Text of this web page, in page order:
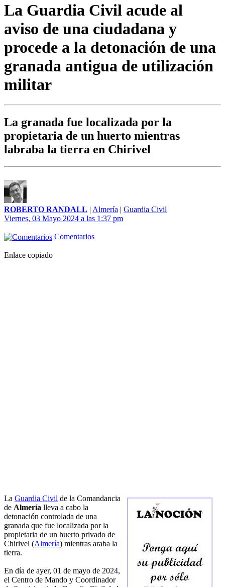
La Guardia Civil acude al
aviso de una ciudadana y
procede a la detonación de una
granada antigua de utilización
militar
La granada fue localizada por la
propietaria de un huerto mientras
labraba la tierra en Chirivel
ROBERTO RANDALL | Almería | Guardia Civil
Viernes, 03 Mayo 2024 a las 1:37 pm
Comentarios
Enlace copiado
La Guardia Civil de la Comandancia
de Almería lleva a cabo la
detonación controlada de una
granada que fue localizada por la
propietaria de un huerto privado de
Chirivel (Almería) mientras araba la
tierra.
En día de ayer, 01 de mayo de 2024,
el Centro de Mando y Coordinador